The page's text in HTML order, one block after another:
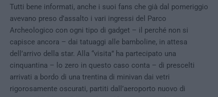
Tutti bene informati, anche i suoi fans che già dal pomeriggio
avevano preso d’assalto i vari ingressi del Parco
Archeologico con ogni tipo di gadget – il perché non si
capisce ancora – dai tatuaggi alle bamboline, in attesa
dell’arrivo della star. Alla “visita” ha partecipato una
cinquantina – lo zero in questo caso conta – di prescelti
arrivati a bordo di una trentina di minivan dai vetri
rigorosamente oscurati, partiti dall’aeroporto nuovo di